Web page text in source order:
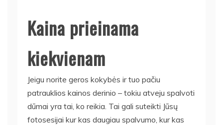
Kaina prieinama
kiekvienam
Jeigu norite geros kokybės ir tuo pačiu
patrauklios kainos derinio – tokiu atveju spalvoti
dūmai yra tai, ko reikia. Tai gali suteikti Jūsų
fotosesijai kur kas daugiau spalvumo, kur kas